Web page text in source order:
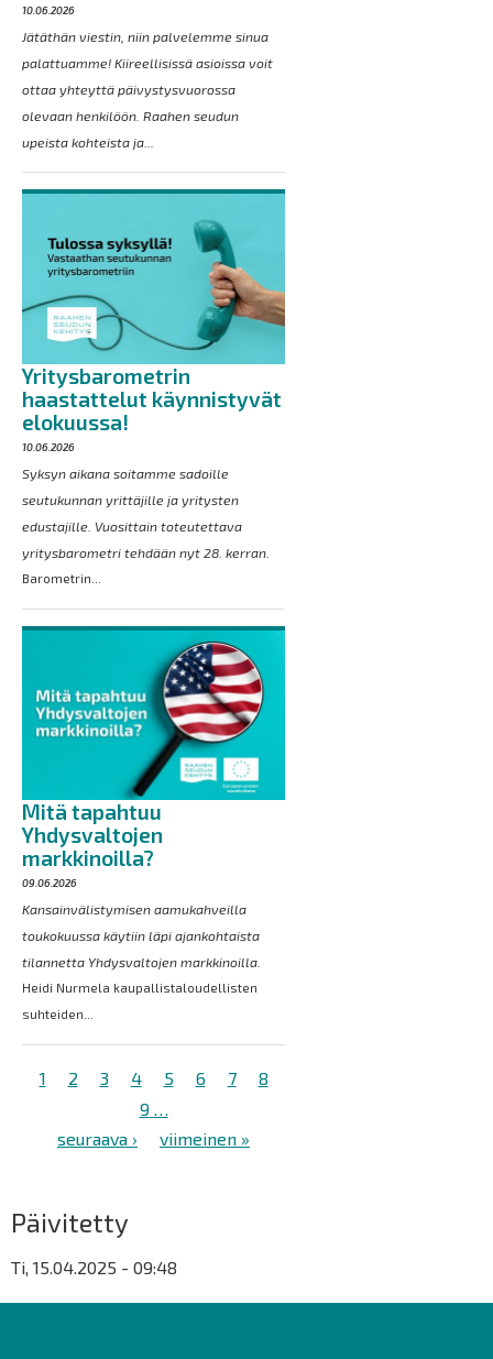
10.06.2026
Jätäthän viestin, niin palvelemme sinua
palattuamme! Kiireellisissä asioissa voit
ottaa yhteyttä päivystysvuorossa
olevaan henkilöön. Raahen seudun
upeista kohteista ja...
Yritysbarometrin
haastattelut käynnistyvät
elokuussa!
10.06.2026
Syksyn aikana soitamme sadoille
seutukunnan yrittäjille ja yritysten
edustajille. Vuosittain toteutettava
yritysbarometri tehdään nyt 28. kerran.
Barometrin...
Mitä tapahtuu
Yhdysvaltojen
markkinoilla?
09.06.2026
Kansainvälistymisen aamukahveilla
toukokuussa käytiin läpi ajankohtaista
tilannetta Yhdysvaltojen markkinoilla.
Heidi Nurmela kaupallistaloudellisten
suhteiden...
Sivutus
Tämänhetkinen
1 Sivu
2 Sivu
3 Sivu
4 Sivu
5 Sivu
6 Sivu
7 Sivu
8
Sivu
9 …
Seuraava
seuraava ›
Viimeinen
viimeinen »
Päivitetty
Ti, 15.04.2025 - 09:48